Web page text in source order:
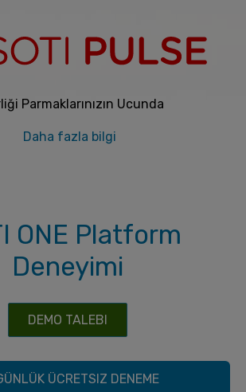
Parmaklarınızın Ucunda
Daha fazla bilgi
ONE Platform
Deneyimi
DEMO TALEBI
ÜCRETSIZ DENEME